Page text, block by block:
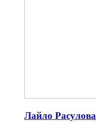
Лайло Расулова